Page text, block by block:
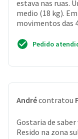
estava nas ruas.
medio (18 kg).
movimentos das
Pedido
Andrécontratou
Gostaria de
Resido na zona